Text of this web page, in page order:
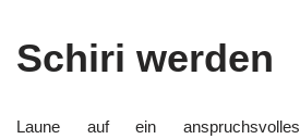
Schiri werden
Laune auf ein